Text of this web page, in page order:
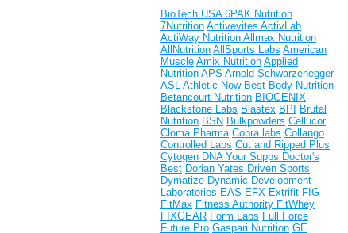
BioTech USA 6PAK Nutrition
7Nutrition Activevites ActivLab
ActiWay Nutrition Allmax Nutrition
AllNutrition AllSports Labs American
Muscle Amix Nutrition Applied
Nutrition APS Arnold Schwarzenegger
ASL Athletic Now Best Body Nutrition
Betancourt Nutrition BIOGENIX
Blackstone Labs Blastex BPI
Brutal
Nutrition BSN Bulkpowders Cellucor
Cloma Pharma Cobra labs Collango
Controlled Labs Cut and Ripped Plus
Cytogen DNA Your Supps Doctor's
Best Dorian Yates Driven Sports
Dymatize Dynamic Development
Laboratories EAS EFX Extrifit FIG
FitMax Fitness Authority FitWhey
FIXGEAR Form Labs Full Force
Future Pro Gaspari Nutrition GE